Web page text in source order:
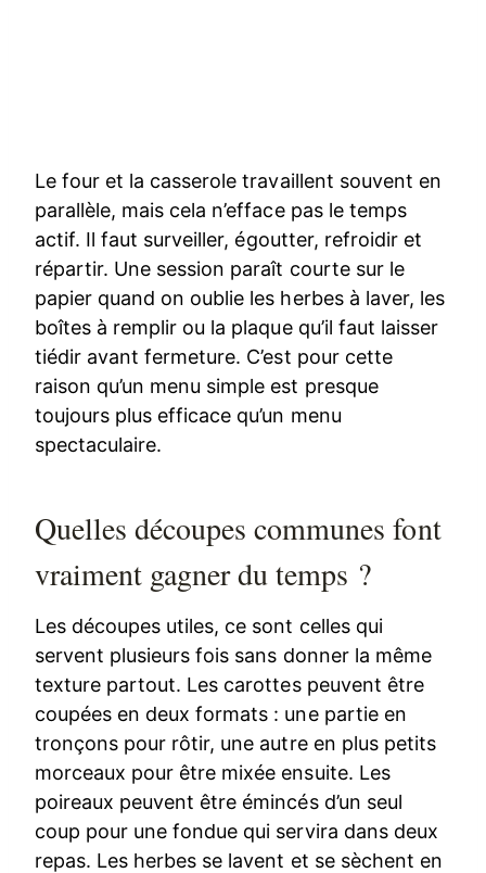
Le four et la casserole travaillent souvent en
parallèle, mais cela n’efface pas le temps
actif. Il faut surveiller, égoutter, refroidir et
répartir. Une session paraît courte sur le
papier quand on oublie les herbes à laver, les
boîtes à remplir ou la plaque qu’il faut laisser
tiédir avant fermeture. C’est pour cette
raison qu’un menu simple est presque
toujours plus efficace qu’un menu
spectaculaire.
Quelles découpes communes font
vraiment gagner du temps ?
Les découpes utiles, ce sont celles qui
servent plusieurs fois sans donner la même
texture partout. Les carottes peuvent être
coupées en deux formats : une partie en
tronçons pour rôtir, une autre en plus petits
morceaux pour être mixée ensuite. Les
poireaux peuvent être émincés d’un seul
coup pour une fondue qui servira dans deux
repas. Les herbes se lavent et se sèchent en